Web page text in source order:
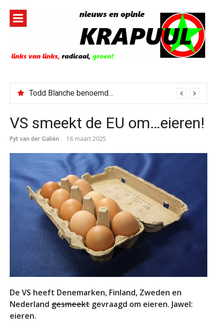
inhoud
Todd Blanche benoemd tot Attorney General
VS smeekt de EU om…eieren!
Pyt van der Galiën 16 maart 2025
De VS heeft Denemarken, Finland, Zweden en
Nederland gesmeekt gevraagd om eieren. Jawel:
eieren.